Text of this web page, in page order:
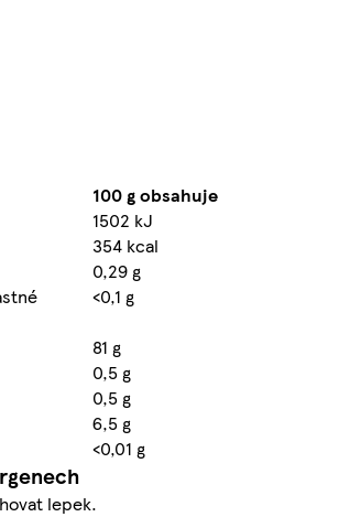
100 g obsahuje
1502 kJ
354 kcal
0,29 g
<0,1 g
81 g
0,5 g
0,5 g
6,5 g
<0,01 g
lepek.